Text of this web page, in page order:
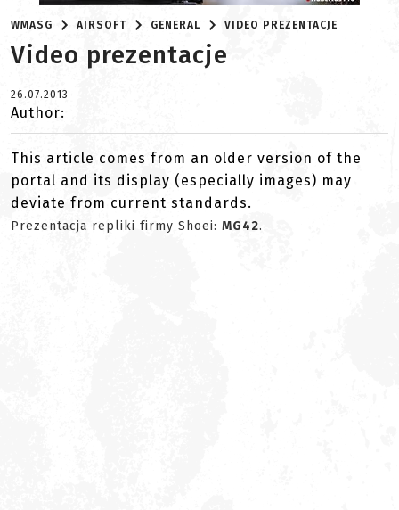
WMASG AIRSOFT GENERAL VIDEO PREZENTACJE
Video prezentacje
26.07.2013
Author:
This article comes from an older version of the
portal and its display (especially images) may
deviate from current standards.
Prezentacja repliki firmy Shoei: MG42.